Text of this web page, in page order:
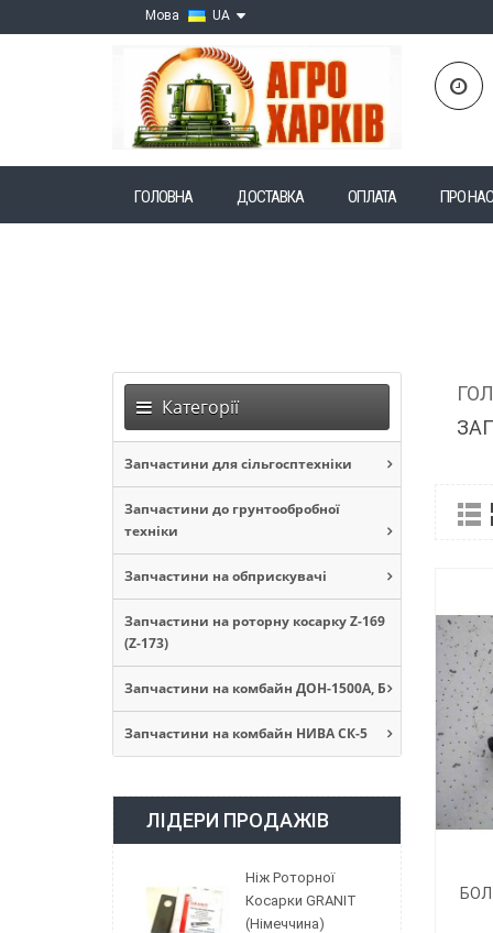
Мова UA
ГОЛОВНА ДОСТАВКА ОПЛАТА ПРО НАС
Категорії
Запчастини для сільгосптехніки
Запчастини до грунтообробної
техніки
Запчастини на обприскувачі
Запчастини на роторну косарку Z-169
(Z-173)
Запчастини на комбайн ДОН-1500А, Б
Запчастини на комбайн НИВА СК-5
ЛІДЕРИ ПРОДАЖІВ
Ніж Роторної
Косарки GRANIT
(Німеччина)